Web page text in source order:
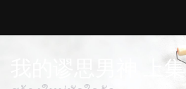
我的谬思男神 上集